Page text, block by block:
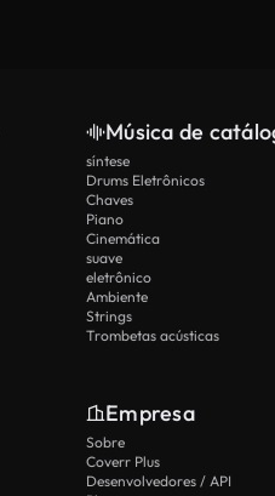
Música de
síntese
Drums Eletrônicos
Chaves
Piano
Cinemática
suave
eletrônico
Ambiente
Strings
Trombetas acústicas
Empresa
Sobre
Coverr Plus
Desenvolvedores / API